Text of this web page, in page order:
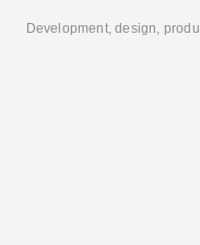
Development, design,